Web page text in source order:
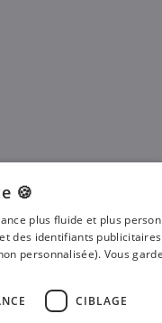
🍪
plus fluide et plus
des identifiants
personnalisée). Vous
CIBLAGE